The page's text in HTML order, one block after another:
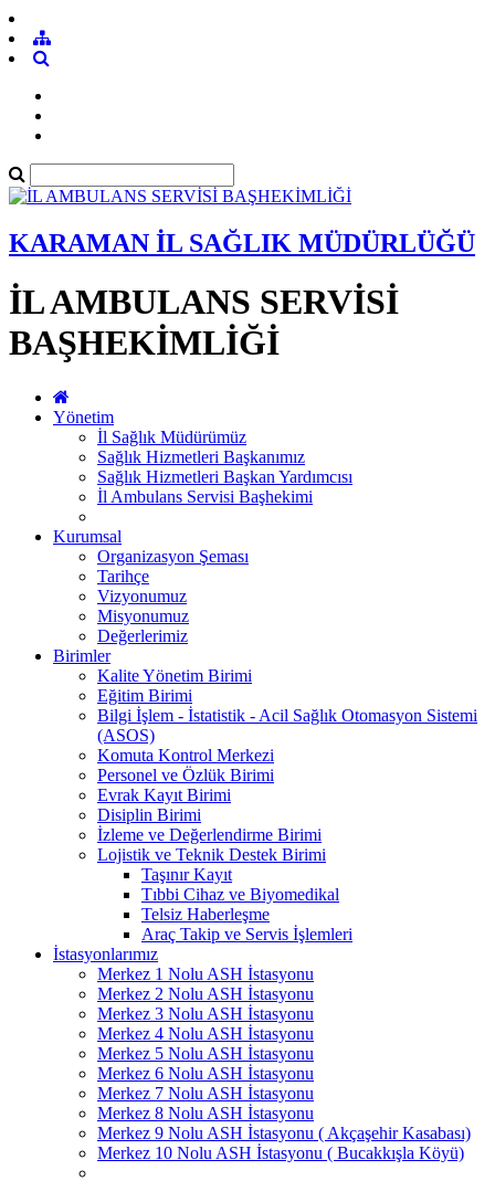
KARAMAN İL SAĞLIK MÜDÜRLÜĞÜ
İL AMBULANS SERVİSİ
BAŞHEKİMLİĞİ
Yönetim
İl Sağlık Müdürümüz
Sağlık Hizmetleri Başkanımız
Sağlık Hizmetleri Başkan Yardımcısı
İl Ambulans Servisi Başhekimi
Kurumsal
Organizasyon Şeması
Tarihçe
Vizyonumuz
Misyonumuz
Değerlerimiz
Birimler
Kalite Yönetim Birimi
Eğitim Birimi
Bilgi İşlem - İstatistik - Acil Sağlık Otomasyon Sistemi
(ASOS)
Komuta Kontrol Merkezi
Personel ve Özlük Birimi
Evrak Kayıt Birimi
Disiplin Birimi
İzleme ve Değerlendirme Birimi
Lojistik ve Teknik Destek Birimi
Taşınır Kayıt
Tıbbi Cihaz ve Biyomedikal
Telsiz Haberleşme
Araç Takip ve Servis İşlemleri
İstasyonlarımız
Merkez 1 Nolu ASH İstasyonu
Merkez 2 Nolu ASH İstasyonu
Merkez 3 Nolu ASH İstasyonu
Merkez 4 Nolu ASH İstasyonu
Merkez 5 Nolu ASH İstasyonu
Merkez 6 Nolu ASH İstasyonu
Merkez 7 Nolu ASH İstasyonu
Merkez 8 Nolu ASH İstasyonu
Merkez 9 Nolu ASH İstasyonu ( Akçaşehir Kasabası)
Merkez 10 Nolu ASH İstasyonu ( Bucakkışla Köyü)